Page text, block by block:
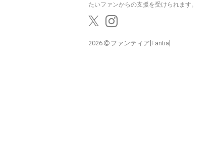
たいファンからの支援を受けられます。
2026 ファンティア[Fantia]